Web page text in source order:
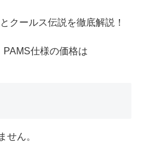
クールス伝説を徹底解説！
仕様の価格は
せん。